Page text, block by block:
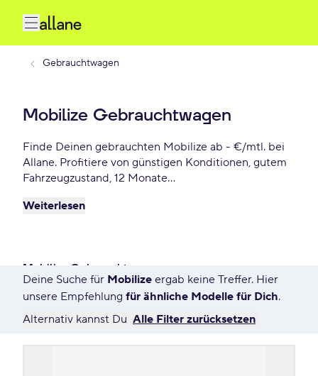
Gebrauchtwagen
Mobilize Gebrauchtwagen
Finde Deinen gebrauchten Mobilize ab - €/mtl. bei
Allane. Profitiere von günstigen Konditionen, gutem
Fahrzeugzustand, 12 Monate
Vorteile. Reserviere Dir Deinen Wunsch-Mobilize für
Weiterlesen
Mobilize Gebrauchtwagen
1797 Angebote für Deine Suche
Deine Suche für Mobilize ergab keine Treffer. Hier
unsere Empfehlung für ähnliche Modelle für Dich.
Alternativ kannst Du Alle Filter zurücksetzen